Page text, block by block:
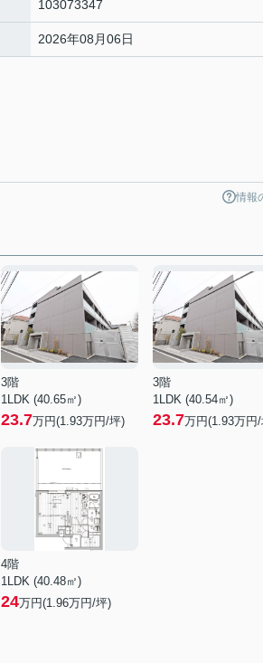
103073347
2026年08月06日
情報
3階
1LDK (40.65㎡)
23.7万円(1.93万円/坪)
3階
1LDK (40.54㎡)
23.7万円(1.93万円
4階
1LDK (40.48㎡)
24万円(1.96万円/坪)